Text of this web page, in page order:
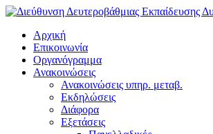
Αρχική
Επικοινωνία
Οργανόγραμμα
Ανακοινώσεις
Ανακοινώσεις υπηρ. μεταβ.
Εκδηλώσεις
Διάφορα
Εξετάσεις